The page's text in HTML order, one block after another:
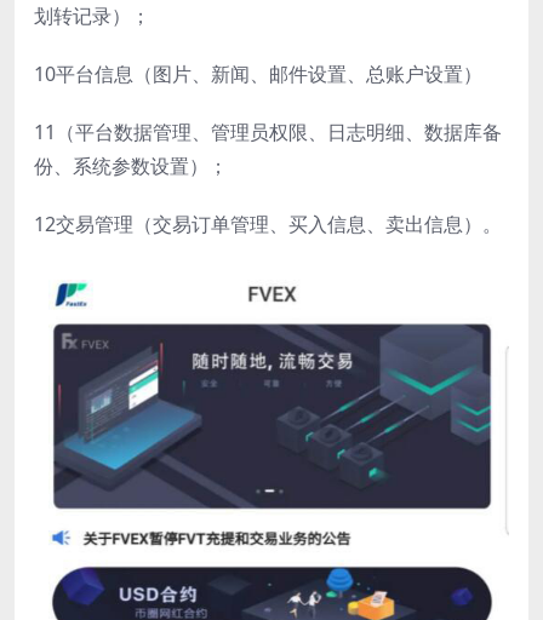
划转记录）；
10平台信息（图片、新闻、邮件设置、总账户设置）
11（平台数据管理、管理员权限、日志明细、数据库备
份、系统参数设置）；
12交易管理（交易订单管理、买入信息、卖出信息）。